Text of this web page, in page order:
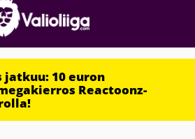
jatkuu: 10 euron
Reactoonz-